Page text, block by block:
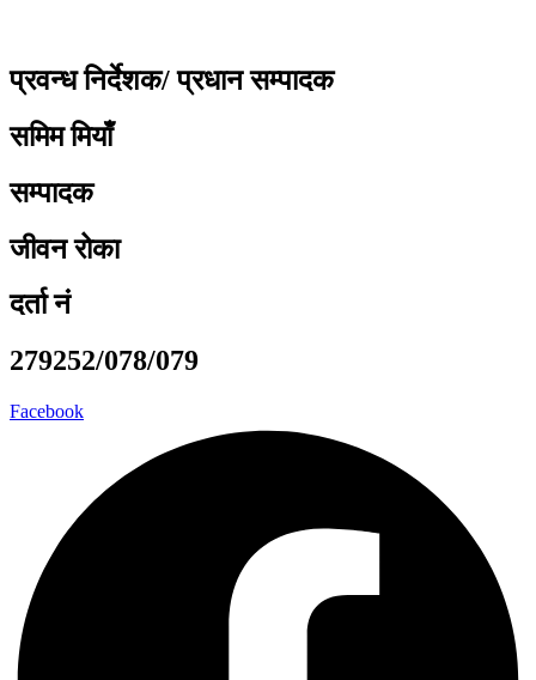
प्रवन्ध निर्देशक/ प्रधान सम्पादक
समिम मियाँ
सम्पादक
जीवन रोका
दर्ता नं
279252/078/079
Facebook